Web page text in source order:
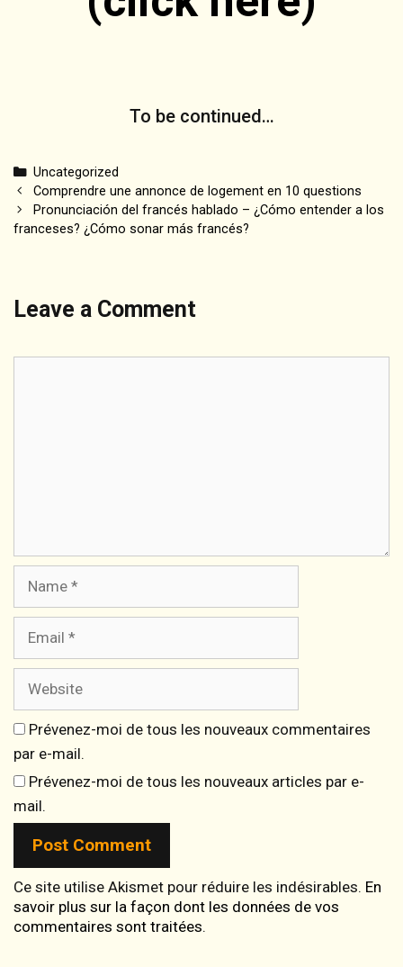
To be continued…
Categories
Uncategorized
Post
navigation
Comprendre une annonce de logement en 10 questions
Pronunciación del francés hablado – ¿Cómo entender a los
franceses? ¿Cómo sonar más francés?
Leave a Comment
Prévenez-moi de tous les nouveaux commentaires
par e-mail.
Prévenez-moi de tous les nouveaux articles par e-
mail.
Ce site utilise Akismet pour réduire les indésirables. En
savoir plus sur la façon dont les données de vos
commentaires sont traitées.